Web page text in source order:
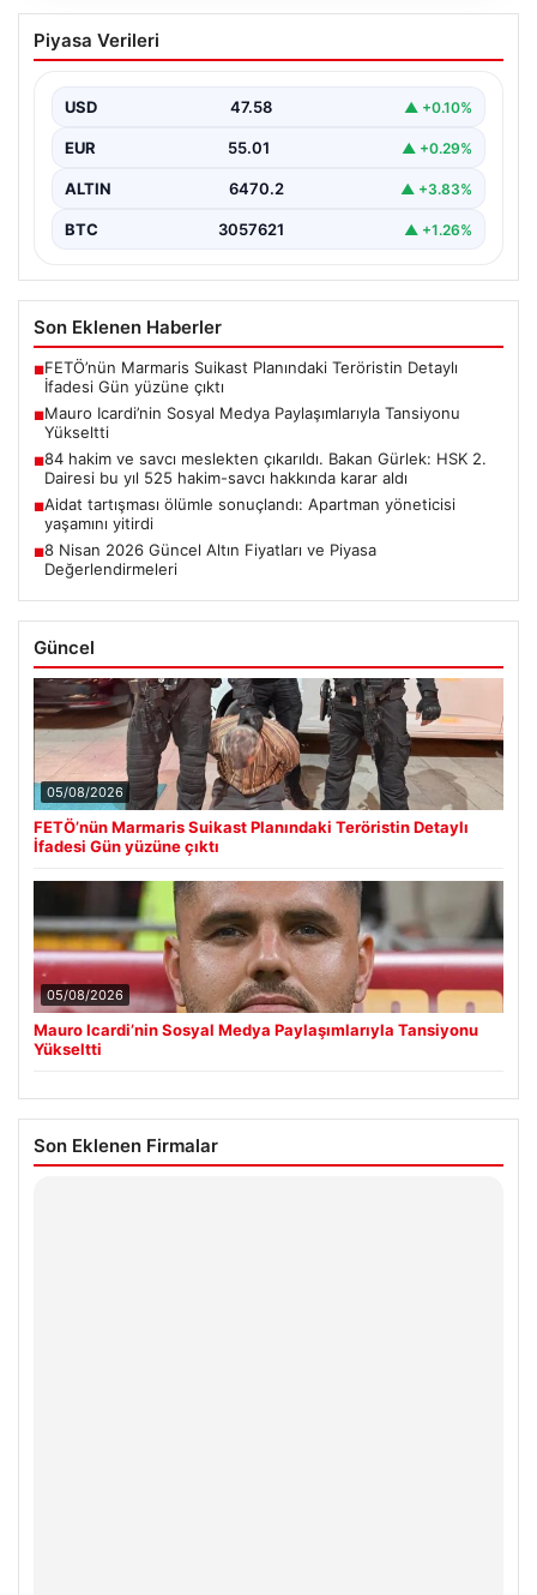
Mauro Icardi’nin Sosyal Medya
Paylaşımlarıyla Tansiyonu Yükseltti
yollarını ayıran ve kariyerindeki belirsizlikler nedeniyle
gündemdeki isimler arasında…
Piyasa Verileri
USD 47.58 ▲ +0.10%
EUR 55.01 ▲ +0.29%
ALTIN 6470.2 ▲ +3.83%
BTC 3057621 ▲ +1.26%
Son Eklenen Haberler
■FETÖ’nün Marmaris Suikast Planındaki Teröristin Detaylı
İfadesi Gün yüzüne çıktı
■Mauro Icardi’nin Sosyal Medya Paylaşımlarıyla Tansiyonu
Yükseltti
■84 hakim ve savcı meslekten çıkarıldı. Bakan Gürlek: HSK 2.
Dairesi bu yıl 525 hakim-savcı hakkında karar aldı
■Aidat tartışması ölümle sonuçlandı: Apartman yöneticisi
yaşamını yitirdi
■8 Nisan 2026 Güncel Altın Fiyatları ve Piyasa
Değerlendirmeleri
Güncel
05/08/2026
FETÖ’nün Marmaris Suikast Planındaki Teröristin Detaylı
İfadesi Gün yüzüne çıktı
05/08/2026
Mauro Icardi’nin Sosyal Medya Paylaşımlarıyla Tansiyonu
Yükseltti
Son Eklenen Firmalar